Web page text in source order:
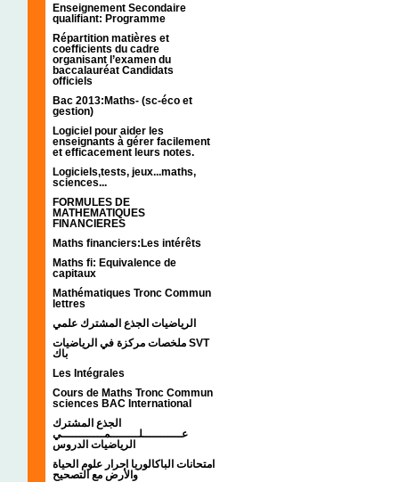
Enseignement Secondaire
qualifiant: Programme
Répartition matières et
coefficients du cadre
organisant l’examen du
baccalauréat Candidats
officiels
Bac 2013:Maths- (sc-éco et
gestion)
Logiciel pour aider les
enseignants à gérer facilement
et efficacement leurs notes.
Logiciels,tests, jeux...maths,
sciences...
FORMULES DE
MATHEMATIQUES
FINANCIERES
Maths financiers:Les intérêts
Maths fi: Equivalence de
capitaux
Mathématiques Tronc Commun
lettres
الرياضيات الجذع المشترك علمي
ملخصات مركزة في الرياضيات SVT
باك
Les Intégrales
Cours de Maths Tronc Commun
sciences BAC International
الجذع المشترك
عـــــــــــلــــــــمــــــــــــي
الرياضيات الدروس
امتحانات الباكالوريا احرار علوم الحياة
والأرض مع التصحيح